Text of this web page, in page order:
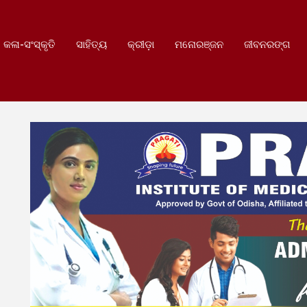
କଳା-ସଂସ୍କୃତି ସାହିତ୍ୟ କ୍ରୀଡ଼ା ମନୋରଞ୍ଜନ ଜୀବନରଙ୍ଗ